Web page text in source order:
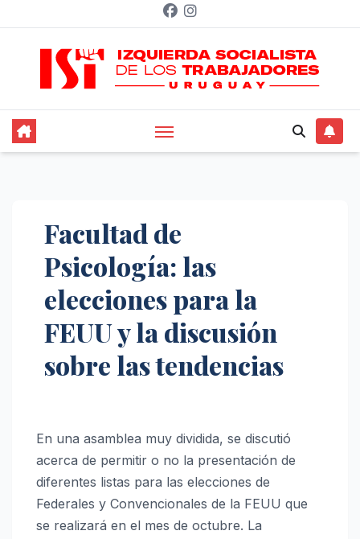
contenido
Facultad de
Psicología: las
elecciones para la
FEUU y la discusión
sobre las tendencias
En una asamblea muy dividida, se discutió
acerca de permitir o no la presentación de
diferentes listas para las elecciones de
Federales y Convencionales de la FEUU que
se realizará en el mes de octubre. La